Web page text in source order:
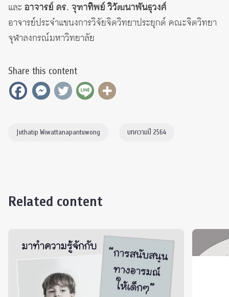
และ อาจารย์ ดร. จุฑาทิพย์ วิวัฒนาพันธุวงศ์
อาจารย์ประจำแขนงการวิจัยจิตวิทยาประยุกต์ คณะจิตวิทยา
จุฬาลงกรณ์มหาวิทยาลัย
Share this content
Juthatip Wiwattanapantuwong บทความปี 2564
Related content